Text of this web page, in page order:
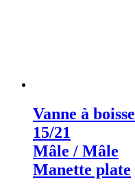
Vanne à
15/21
Mâle / Mâle
Manette plate